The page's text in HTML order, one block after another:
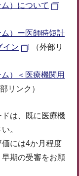
）について
）ー医師時短計
イン
（外部リ
）＜医療機関用
部リンク）
は、既に医療機
。
には4か月程度
期の受審をお願